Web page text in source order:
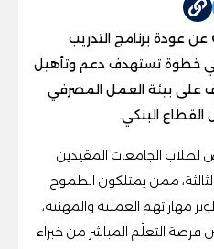
أعلن البنك التجاري الدولي CIB عن عودة برنامج التدريب
رسميًا لعام 2026، في خطوة تستهدف دعم وتأهيل
على بيئة العمل المصرفي
القطاع البنكي.
لطلاب الجامعات المقيدين
والثالثة، ممن يمتلكون الطموح
مهاراتهم العملية والمهنية،
فرصة التعلّم المباشر من خبراء